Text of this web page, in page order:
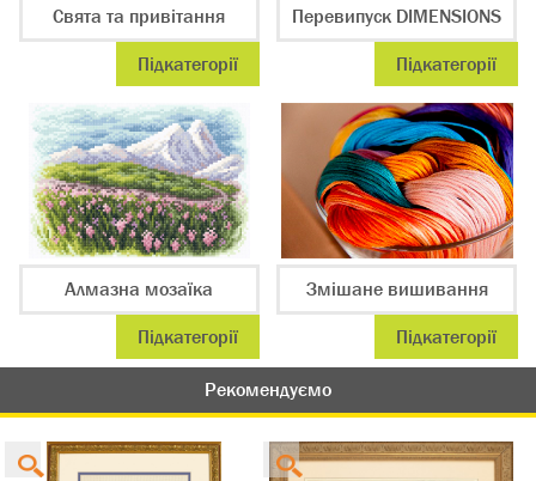
Свята та привітання
Підкатегорії
Перевипуск DIMENSIONS
Підкатегорії
Алмазна мозаїка
Підкатегорії
Змішане вишивання
Підкатегорії
Рекомендуємо